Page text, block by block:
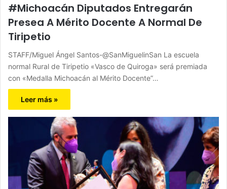
#Michoacán Diputados Entregarán
Presea A Mérito Docente A Normal De
Tiripetio
STAFF/Miguel Ángel Santos-@SanMiguelinSan La escuela
normal Rural de Tiripetio «Vasco de Quiroga» será premiada
con «Medalla Michoacán al Mérito Docente”…
Leer más »